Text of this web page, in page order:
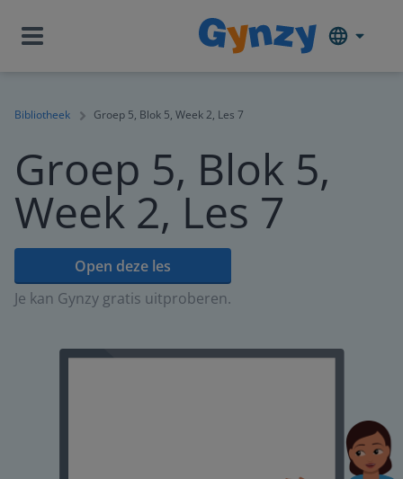
Bibliotheek Groep 5, Blok 5, Week 2, Les 7
Groep 5, Blok 5,
Week 2, Les 7
Open deze les
Je kan Gynzy gratis uitproberen.